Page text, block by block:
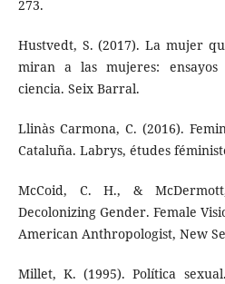
273.
Hustvedt, S. (2017). La mujer
miran a las mujeres:
ciencia. Seix Barral.
Llinàs Carmona, C. (2016).
Cataluña. Labrys, études
McCoid, C. H., &
Decolonizing Gender. Female
American Anthropologist, New
Millet, K. (1995). Política